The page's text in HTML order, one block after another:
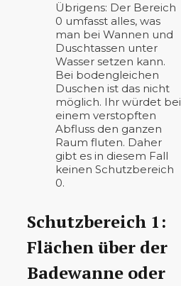
Übrigens: Der Bereich
0 umfasst alles, was
man bei Wannen und
Duschtassen unter
Wasser setzen kann.
Bei bodengleichen
Duschen ist das nicht
möglich. Ihr würdet bei
einem verstopften
Abfluss den ganzen
Raum fluten. Daher
gibt es in diesem Fall
keinen Schutzbereich
0.
Schutzbereich 1:
Flächen über der
Badewanne oder